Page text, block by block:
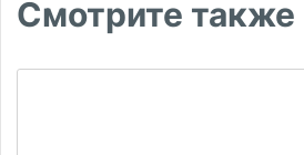
Смотрите также